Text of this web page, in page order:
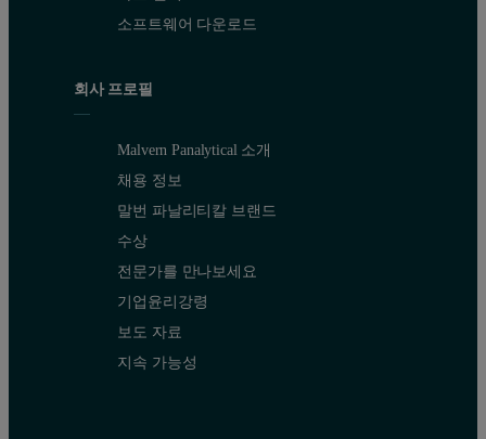
소프트웨어 다운로드
회사 프로필
Malvern Panalytical 소개
채용 정보
말번 파날리티칼 브랜드
수상
전문가를 만나보세요
기업윤리강령
보도 자료
지속 가능성